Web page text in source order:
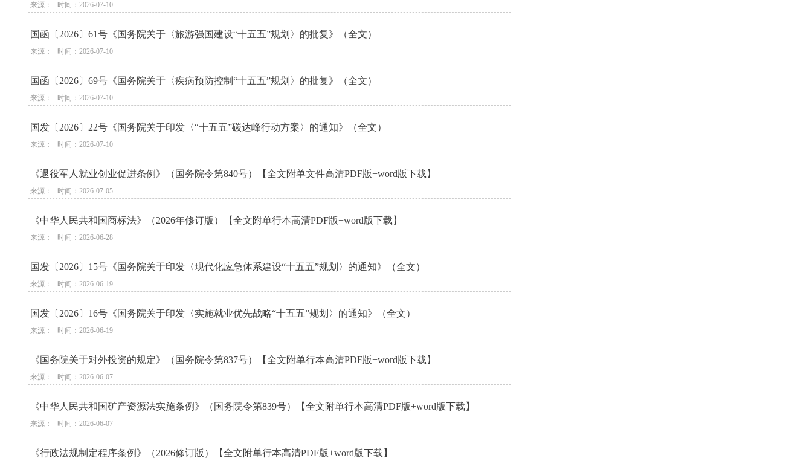
来源：   时间：2026-07-10
国函〔2026〕61号《国务院关于〈旅游强国建设“十五五”规划〉的批复》（全文）
来源：   时间：2026-07-10
国函〔2026〕69号《国务院关于〈疾病预防控制“十五五”规划〉的批复》（全文）
来源：   时间：2026-07-10
国发〔2026〕22号《国务院关于印发〈“十五五”碳达峰行动方案〉的通知》（全文）
来源：   时间：2026-07-10
《退役军人就业创业促进条例》（国务院令第840号）【全文附单文件高清PDF版+word版下载】
来源：   时间：2026-07-05
《中华人民共和国商标法》（2026年修订版）【全文附单行本高清PDF版+word版下载】
来源：   时间：2026-06-28
国发〔2026〕15号《国务院关于印发〈现代化应急体系建设“十五五”规划〉的通知》（全文）
来源：   时间：2026-06-19
国发〔2026〕16号《国务院关于印发〈实施就业优先战略“十五五”规划〉的通知》（全文）
来源：   时间：2026-06-19
《国务院关于对外投资的规定》（国务院令第837号）【全文附单行本高清PDF版+word版下载】
来源：   时间：2026-06-07
《中华人民共和国矿产资源法实施条例》（国务院令第839号）【全文附单行本高清PDF版+word版下载】
来源：   时间：2026-06-07
《行政法规制定程序条例》（2026修订版）【全文附单行本高清PDF版+word版下载】